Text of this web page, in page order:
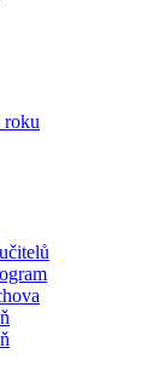
roku